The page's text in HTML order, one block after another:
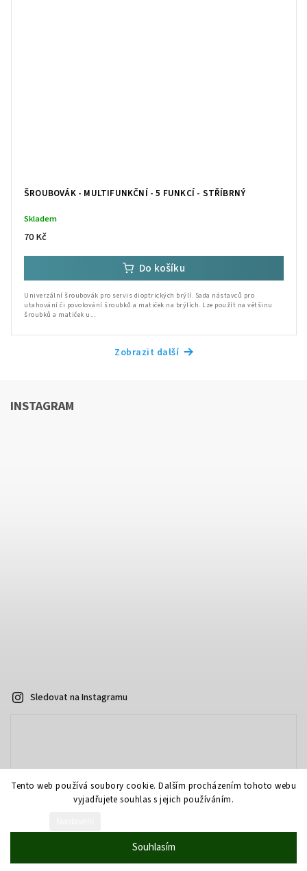
Tento web používá soubory cookie. Dalším procházením tohoto webu
vyjadřujete souhlas s jejich používáním.
Souhlasím
ŠROUBOVÁK - MULTIFUNKČNÍ - 5 FUNKCÍ - STŘÍBRNÝ
Skladem
70 Kč
Do košíku
Univerzální šroubovák pro servis dioptrických brýlí. Sada nástavců pro
utahování či povolování šroubků a matiček na brýlích. Lze použít na většinu
šroubků a matiček u...
Zobrazit další
INSTAGRAM
Sledovat na Instagramu
Vytvořil Shoptet